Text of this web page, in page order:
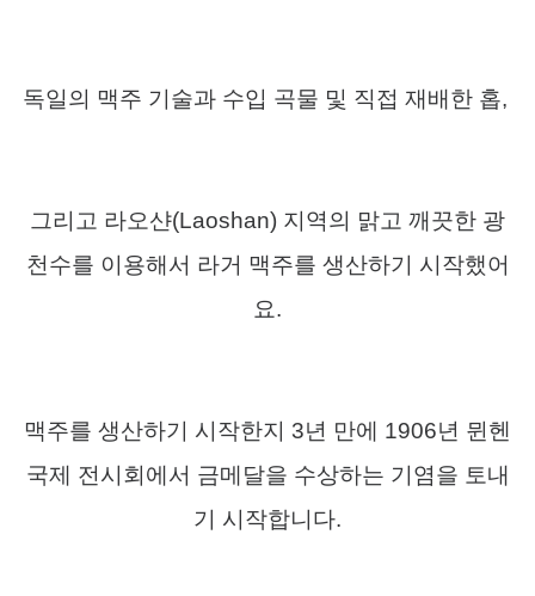
독일의 맥주 기술과 수입 곡물 및 직접 재배한 홉,
그리고 라오샨(Laoshan) 지역의 맑고 깨끗한 광
천수를 이용해서 라거 맥주를 생산하기 시작했어
요.
맥주를 생산하기 시작한지 3년 만에 1906년 뮌헨
국제 전시회에서 금메달을 수상하는 기염을 토내
기 시작합니다.